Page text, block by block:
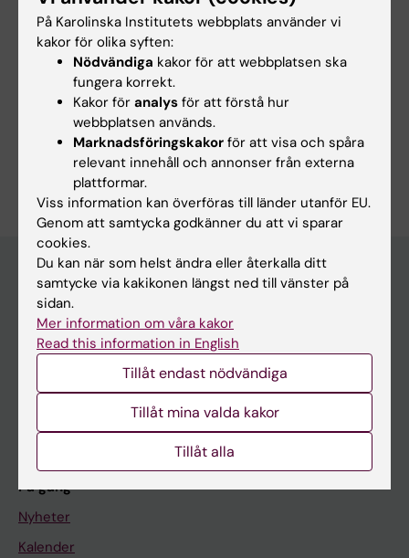
Redaktör:Erika Rindsjö
Sidan uppdaterad:2026-08-02
Huvudmeny
Utbildning
Forskarutbildning
Forskning
Om KI
På gång
Nyheter
Kalender
På Karolinska Institutets webbplats använder vi
kakor för olika syften:
Nödvändiga kakor för att webbplatsen ska
fungera korrekt.
Kakor för analys för att förstå hur
webbplatsen används.
Marknadsföringskakor för att visa och spåra
relevant innehåll och annonser från externa
plattformar.
Viss information kan överföras till länder utanför EU.
Genom att samtycka godkänner du att vi sparar
cookies.
Du kan när som helst ändra eller återkalla ditt
samtycke via kakikonen längst ned till vänster på
sidan.
Mer information om våra kakor
Read this information in English
Tillåt endast nödvändiga
Tillåt mina valda kakor
Tillåt alla